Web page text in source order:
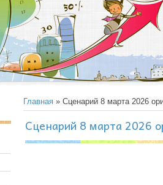
Главная » Сценарий 8 марта 2026
Сценарий 8 марта 2026